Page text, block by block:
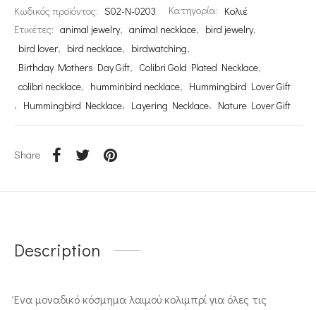
Κωδικός προϊόντος: S02-N-0203 Κατηγορία: Κολιέ
Ετικέτες: animal jewelry, animal necklace, bird jewelry,
bird lover, bird necklace, birdwatching,
Birthday Mothers Day Gift, Colibri Gold Plated Necklace,
colibri necklace, humminbird necklace, Hummingbird Lover Gift
, Hummingbird Necklace, Layering Necklace, Nature Lover Gift
Share
Description
Ένα μοναδικό κόσμημα λαιμού κολιμπρί για όλες τις